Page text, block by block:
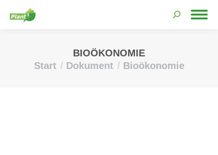
Search:
BIOÖKONOMIE
Sie befinden sich hier:
Start Dokument Bioökonomie